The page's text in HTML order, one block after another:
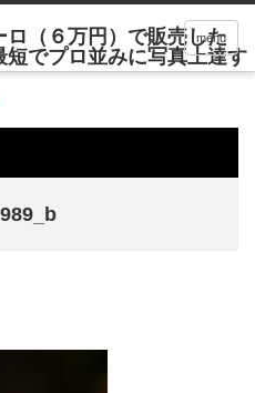
menu